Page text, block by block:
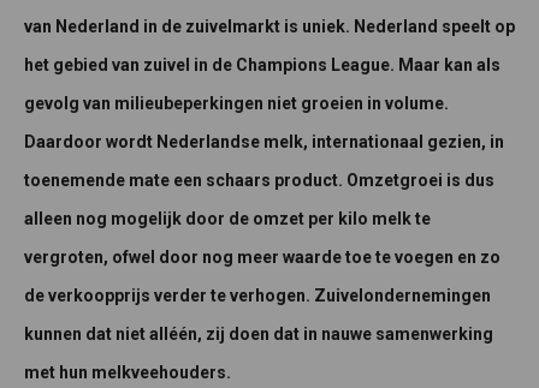
van Nederland in de zuivelmarkt is uniek. Nederland speelt op
het gebied van zuivel in de Champions League. Maar kan als
gevolg van milieubeperkingen niet groeien in volume.
Daardoor wordt Nederlandse melk, internationaal gezien, in
toenemende mate een schaars product. Omzetgroei is dus
alleen nog mogelijk door de omzet per kilo melk te
vergroten, ofwel door nog meer waarde toe te voegen en zo
de verkoopprijs verder te verhogen. Zuivelondernemingen
kunnen dat niet alléén, zij doen dat in nauwe samenwerking
met hun melkveehouders.